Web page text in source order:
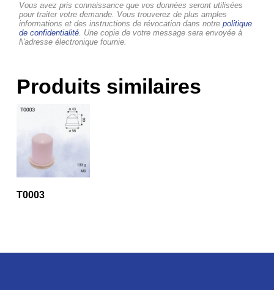
Vous avez pris connaissance que vos données seront utilisées
pour traiter votre demande. Vous trouverez de plus amples
informations et des instructions de révocation dans notrepolitique
de confidentialité. Une copie de votre message sera envoyée à
l\'adresse électronique fournie.
Produits similaires
T0003